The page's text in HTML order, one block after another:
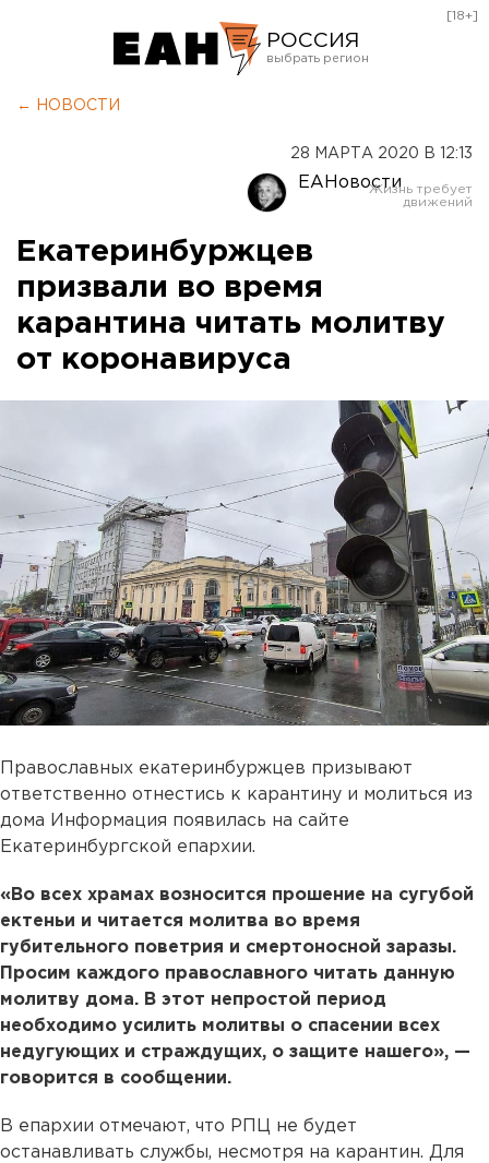
РОССИЯ
Оренбург
[18+]
← НОВОСТИ
28 МАРТА 2020 В 12:13
ЕАНовости
Екатеринбуржцев
призвали во время
карантина читать молитву
от коронавируса
Православных екатеринбуржцев призывают
ответственно отнестись к карантину и молиться из
дома Информация появилась на сайте
Екатеринбургской епархии.
«Во всех храмах возносится прошение на сугубой
ектеньи и читается молитва во время
губительного поветрия и смертоносной заразы.
Просим каждого православного читать данную
молитву дома. В этот непростой период
необходимо усилить молитвы о спасении всех
недугующих и страждущих, о защите нашего», —
говорится в сообщении.
В епархии отмечают, что РПЦ не будет
останавливать службы, несмотря на карантин. Для